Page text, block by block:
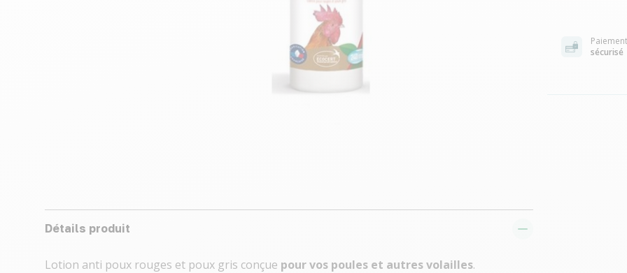
Paiement
sécurisé
Détails produit
Lotion anti poux rouges et poux gris conçue pour vos poules et autres volailles.